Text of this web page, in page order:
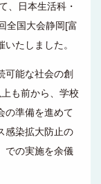
、日本生活科・
全国大会静岡[富
たしました。
可能な社会の創
も前から、学校
の準備を進めて
感染拡大防止の
での実施を余儀